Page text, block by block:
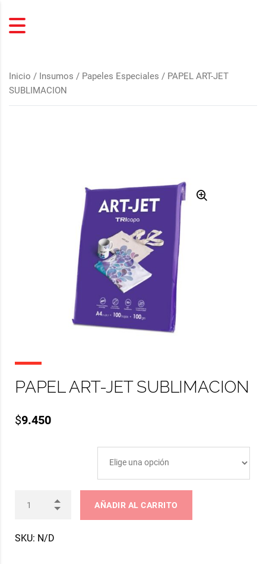
Inicio / Insumos / Papeles Especiales / PAPEL ART-JET
SUBLIMACION
PAPEL ART-JET SUBLIMACION
$9.450
AÑADIR AL CARRITO
SKU: N/D